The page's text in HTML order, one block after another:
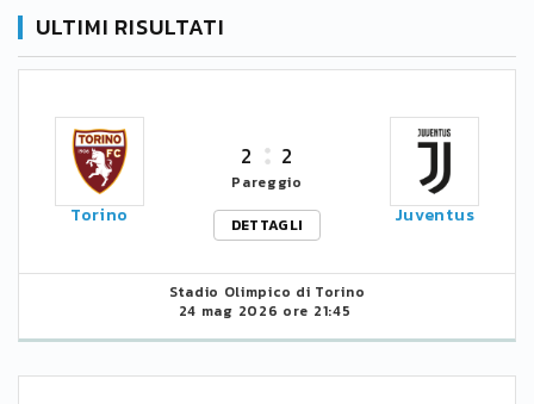
ULTIMI RISULTATI
Torino
2 2
Pareggio
DETTAGLI
Juventus
Stadio Olimpico di Torino
24 mag 2026 ore 21:45